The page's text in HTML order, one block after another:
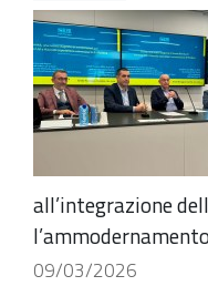
all’integrazione
09/03/2026